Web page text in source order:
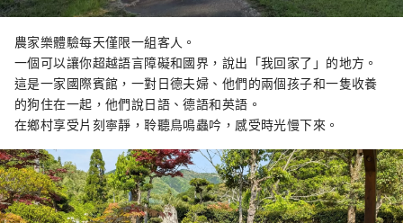
農家樂體驗每天僅限一組客人。
一個可以讓你超越語言障礙和國界，說出「我回家了」的地方。
這是一家國際賓館，一對日德夫婦、他們的兩個孩子和一隻收養
的狗住在一起，他們說日語、德語和英語。
在鄉村享受片刻寧靜，聆聽鳥鳴蟲吟，感受時光慢下來。